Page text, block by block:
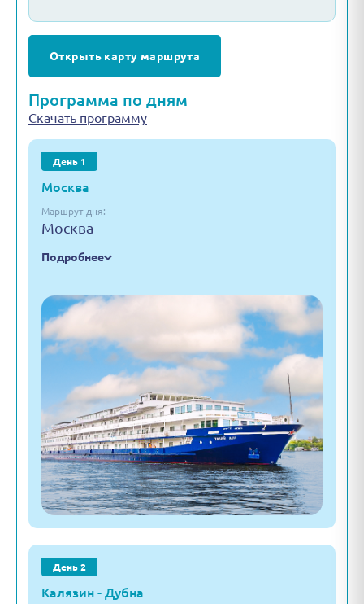
Открыть карту маршрута
Программа по дням
Скачать программу
День 1
Москва
Маршрут дня:
Москва
Подробнее
День 2
Калязин - Дубна